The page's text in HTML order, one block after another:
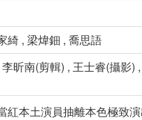
綺 , 梁煒鈿 , 喬思語
昕南(剪輯) , 王士睿(攝影) ,
本土演員抽離本色極致